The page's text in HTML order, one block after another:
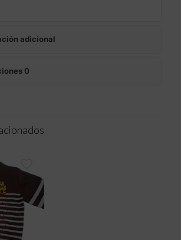
adicional
0